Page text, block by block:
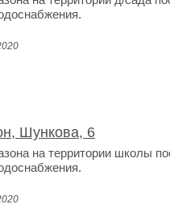
Шункова, 6
на территории школы